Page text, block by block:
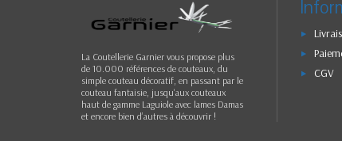
La Coutellerie Garnier vous propose plus
de 10.000 références de couteaux, du
simple couteau décoratif, en passant par le
couteau fantaisie, jusqu'aux couteaux
haut de gamme Laguiole avec lames Damas
et encore bien d’autres à découvrir !
CGV